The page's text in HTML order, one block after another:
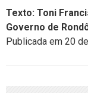
Texto: Toni
Governo de
Publicada em 20